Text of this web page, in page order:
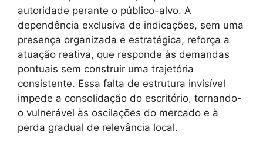
autoridade perante o público-alvo. A
dependência exclusiva de indicações, sem uma
presença organizada e estratégica, reforça a
atuação reativa, que responde às demandas
pontuais sem construir uma trajetória
consistente. Essa falta de estrutura invisível
impede a consolidação do escritório, tornando-
o vulnerável às oscilações do mercado e à
perda gradual de relevância local.